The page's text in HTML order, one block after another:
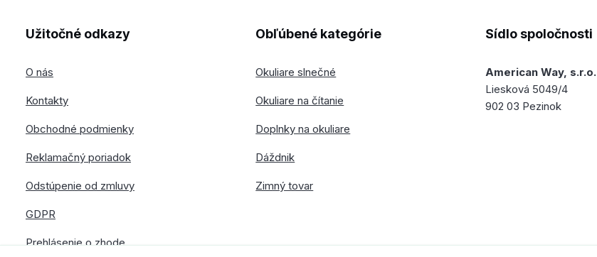
Užitočné odkazy
O nás
Kontakty
Obchodné podmienky
Reklamačný poriadok
Odstúpenie od zmluvy
GDPR
Prehlásenie o zhode
Obľúbené kategórie
Okuliare slnečné
Okuliare na čítanie
Doplnky na okuliare
Dáždnik
Zimný tovar
Sídlo spoločnosti
American Way, s.r.o.
Liesková 5049/4
902 03 Pezinok